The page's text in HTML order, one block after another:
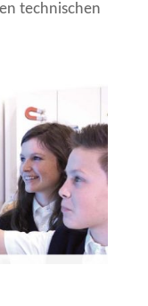
technischen